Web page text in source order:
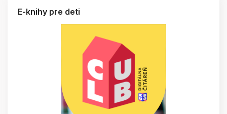
E-knihy pre deti